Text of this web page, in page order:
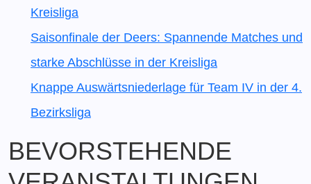
Kreisliga
Saisonfinale der Deers: Spannende Matches und
starke Abschlüsse in der Kreisliga
Knappe Auswärtsniederlage für Team IV in der 4.
Bezirksliga
BEVORSTEHENDE